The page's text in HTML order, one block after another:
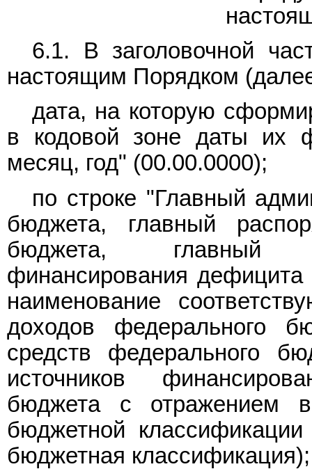
6.1. В заголовочной
настоящим Порядком
дата, на которую
в кодовой зоне даты их
месяц, год" (00.00.0000);
по строке "Главный
бюджета, главный
бюджета, главный
финансирования
наименование
доходов федерального
средств федерального
источников
бюджета с отражением
бюджетной
бюджетная классификация);